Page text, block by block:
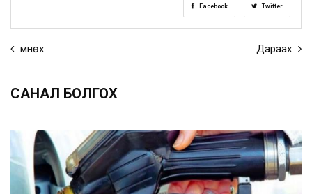
Facebook Twitter
Өмнөх Дараах
САНАЛ БОЛГОХ